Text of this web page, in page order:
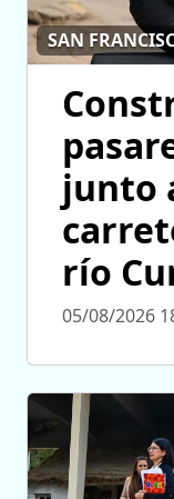
SAN
junto
río
05/08/2026